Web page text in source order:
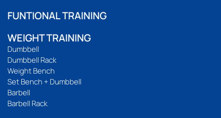
FUNTIONAL TRAINING
WEIGHT TRAINING
Dumbbell
Dumbbell Rack
Weight Bench
Set Bench + Dumbbell
Barbell
Barbell Rack